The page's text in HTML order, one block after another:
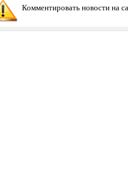
Комментировать новости на